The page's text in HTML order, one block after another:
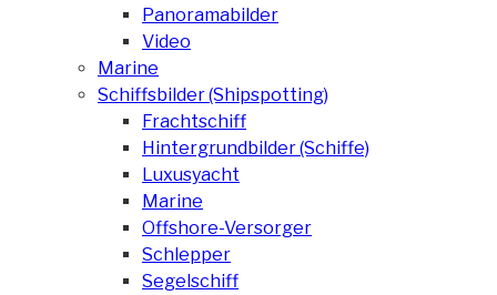
Panoramabilder
Video
Marine
Schiffsbilder (Shipspotting)
Frachtschiff
Hintergrundbilder (Schiffe)
Luxusyacht
Marine
Offshore-Versorger
Schlepper
Segelschiff